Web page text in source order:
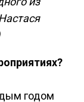
годом